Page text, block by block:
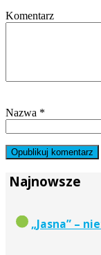
Komentarz
Nazwa *
Najnowsze
„Jasna” –